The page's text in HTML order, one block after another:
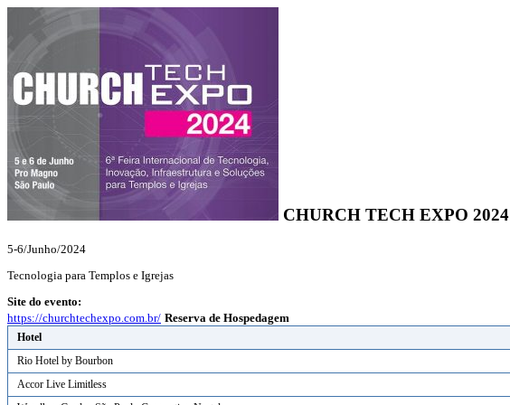
CHURCH TECH EXPO 2024
5-6/Junho/2024
Tecnologia para Templos e Igrejas
Site do evento:
https://churchtechexpo.com.br/ Reserva de Hospedagem
Hotel
Rio Hotel by Bourbon
Accor Live Limitless